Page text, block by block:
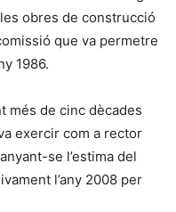
obres de construcció
que va permetre
1986.
més de cinc dècades
exercir com a rector
se l’estima del
l’any 2008 per